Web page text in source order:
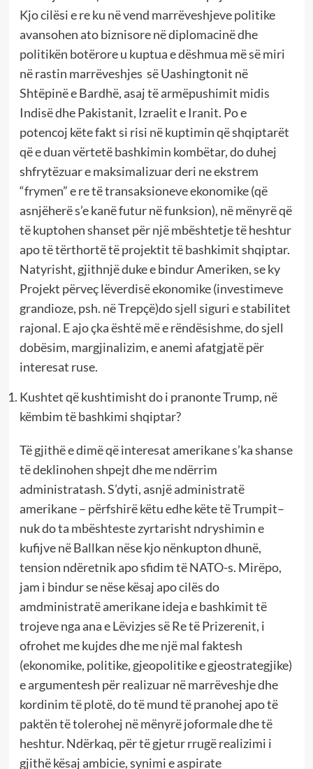
Kjo cilësi e re ku në vend marrëveshjeve politike
avansohen ato biznisore në diplomacinë dhe
politikën botërore u kuptua e dëshmua më së miri
në rastin marrëveshjes së Uashingtonit në
Shtëpinë e Bardhë, asaj të armëpushimit midis
Indisë dhe Pakistanit, Izraelit e Iranit. Po e
potencoj këte fakt si risi në kuptimin që shqiptarët
që e duan vërtetë bashkimin kombëtar, do duhej
shfrytëzuar e maksimalizuar deri ne ekstrem
“frymen” e re të transaksioneve ekonomike (që
asnjëherë s’e kanë futur në funksion), në mënyrë që
të kuptohen shanset për një mbështetje të heshtur
apo të tërthortë të projektit të bashkimit shqiptar.
Natyrisht, gjithnjë duke e bindur Ameriken, se ky
Projekt përveç lëverdisë ekonomike (investimeve
grandioze, psh. në Trepçë)do sjell siguri e stabilitet
rajonal. E ajo çka është më e rëndësishme, do sjell
dobësim, margjinalizim, e anemi afatgjatë për
interesat ruse.
Kushtet që kushtimisht do i pranonte Trump, në
këmbim të bashkimi shqiptar?
Të gjithë e dimë që interesat amerikane s’ka shanse
të deklinohen shpejt dhe me ndërrim
administratash. S’dyti, asnjë administratë
amerikane – përfshirë këtu edhe këte të Trumpit–
nuk do ta mbështeste zyrtarisht ndryshimin e
kufijve në Ballkan nëse kjo nënkupton dhunë,
tension ndëretnik apo sfidim të NATO-s. Mirëpo,
jam i bindur se nëse kësaj apo cilës do
amdministratë amerikane ideja e bashkimit të
trojeve nga ana e Lëvizjes së Re të Prizerenit, i
ofrohet me kujdes dhe me një mal faktesh
(ekonomike, politike, gjeopolitike e gjeostrategjike)
e argumentesh për realizuar në marrëveshje dhe
kordinim të plotë, do të mund të pranohej apo të
paktën të tolerohej në mënyrë joformale dhe të
heshtur. Ndërkaq, për të gjetur rrugë realizimi i
gjithë kësaj ambicie, synimi e aspirate